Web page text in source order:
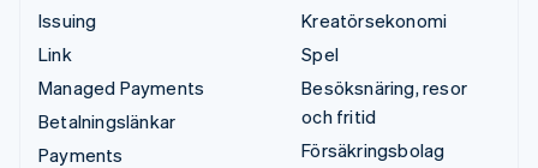
Issuing
Link
Managed Payments
Betalningslänkar
Payments
Kreatörsekonomi
Spel
Besöksnäring, resor
och fritid
Försäkringsbolag